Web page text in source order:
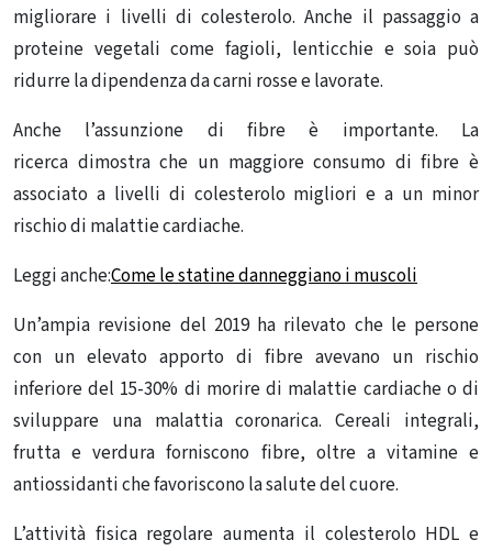
migliorare i livelli di colesterolo. Anche il passaggio a
proteine ​​vegetali come fagioli, lenticchie e soia può
ridurre la dipendenza da carni rosse e lavorate.
Anche l’assunzione di fibre è importante. La
ricerca dimostra che un maggiore consumo di fibre è
associato a livelli di colesterolo migliori e a un minor
rischio di malattie cardiache.
Leggi anche:Come le statine danneggiano i muscoli
Un’ampia revisione del 2019ha rilevato che le persone
con un elevato apporto di fibre avevano un rischio
inferiore del 15-30% di morire di malattie cardiache o di
sviluppare una malattia coronarica. Cereali integrali,
frutta e verdura forniscono fibre, oltre a vitamine e
antiossidanti che favoriscono la salute del cuore.
L’attività fisica regolare aumenta il colesterolo HDL e